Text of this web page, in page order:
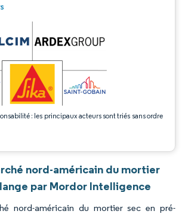
: les principaux acteurs sont triés sans ordre
La réutilisation nécessite une attribution sous CC
nord-américain du mortier
par Mordor Intelligence
nord-américain du mortier sec en pré-